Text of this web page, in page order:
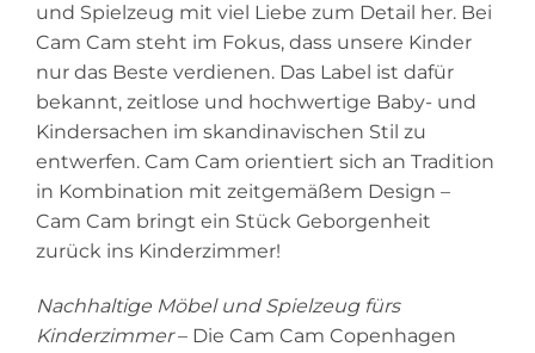
und Spielzeug mit viel Liebe zum Detail her. Bei
Cam Cam steht im Fokus, dass unsere Kinder
nur das Beste verdienen. Das Label ist dafür
bekannt, zeitlose und hochwertige Baby- und
Kindersachen im skandinavischen Stil zu
entwerfen. Cam Cam orientiert sich an Tradition
in Kombination mit zeitgemäßem Design –
Cam Cam bringt ein Stück Geborgenheit
zurück ins Kinderzimmer!
Nachhaltige Möbel und Spielzeug fürs
Kinderzimmer– Die Cam Cam Copenhagen